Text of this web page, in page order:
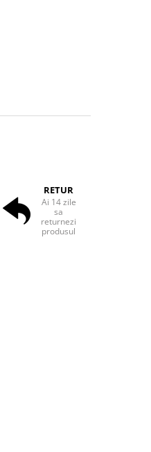
RETUR
Ai 14 zile
sa
returnezi
produsul